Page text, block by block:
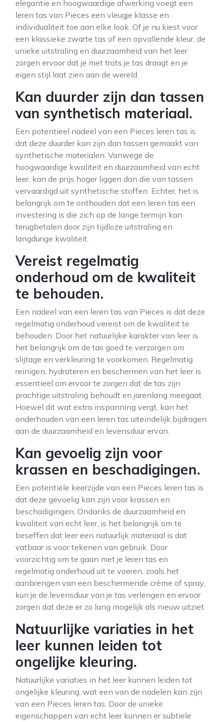
elegantie en hoogwaardige afwerking voegt een
leren tas van Pieces een vleugje klasse en
individualiteit toe aan elke look. Of je nu kiest voor
een klassieke zwarte tas of een opvallende kleur, de
unieke uitstraling en duurzaamheid van het leer
zorgen ervoor dat je met trots je tas draagt en je
eigen stijl laat zien aan de wereld.
Kan duurder zijn dan tassen
van synthetisch materiaal.
Een potentieel nadeel van een Pieces leren tas is
dat deze duurder kan zijn dan tassen gemaakt van
synthetische materialen. Vanwege de
hoogwaardige kwaliteit en duurzaamheid van echt
leer, kan de prijs hoger liggen dan die van tassen
vervaardigd uit synthetische stoffen. Echter, het is
belangrijk om te onthouden dat een leren tas een
investering is die zich op de lange termijn kan
terugbetalen door zijn tijdloze uitstraling en
langdurige kwaliteit.
Vereist regelmatig
onderhoud om de kwaliteit
te behouden.
Een nadeel van een leren tas van Pieces is dat deze
regelmatig onderhoud vereist om de kwaliteit te
behouden. Door het natuurlijke karakter van leer is
het belangrijk om de tas goed te verzorgen om
slijtage en verkleuring te voorkomen. Regelmatig
reinigen, hydrateren en beschermen van het leer is
essentieel om ervoor te zorgen dat de tas zijn
prachtige uitstraling behoudt en jarenlang meegaat.
Hoewel dit wat extra inspanning vergt, kan het
onderhouden van een leren tas uiteindelijk bijdragen
aan de duurzaamheid en levensduur ervan.
Kan gevoelig zijn voor
krassen en beschadigingen.
Een potentiële keerzijde van een Pieces leren tas is
dat deze gevoelig kan zijn voor krassen en
beschadigingen. Ondanks de duurzaamheid en
kwaliteit van echt leer, is het belangrijk om te
beseffen dat leer een natuurlijk materiaal is dat
vatbaar is voor tekenen van gebruik. Door
voorzichtig om te gaan met je leren tas en
regelmatig onderhoud uit te voeren, zoals het
aanbrengen van een beschermende crème of spray,
kun je de levensduur van je tas verlengen en ervoor
zorgen dat deze er zo lang mogelijk als nieuw uitziet.
Natuurlijke variaties in het
leer kunnen leiden tot
ongelijke kleuring.
Natuurlijke variaties in het leer kunnen leiden tot
ongelijke kleuring, wat een van de nadelen kan zijn
van een Pieces leren tas. Door de unieke
eigenschappen van echt leer kunnen er subtiele